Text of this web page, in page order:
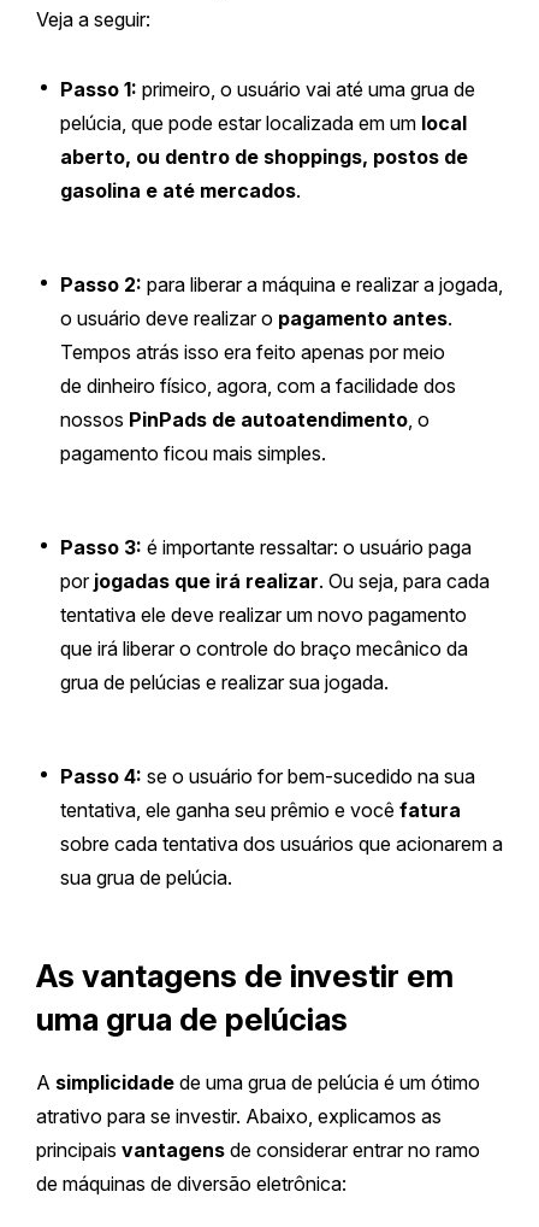
Veja a seguir:
Passo 1: primeiro, o usuário vai até uma grua de
pelúcia, que pode estar localizada em um local
aberto, ou dentro de shoppings, postos de
gasolina e até mercados.
Passo 2: para liberar a máquina e realizar a jogada,
o usuário deve realizar o pagamento antes.
Tempos atrás isso era feito apenas por meio
de dinheiro físico, agora, com a facilidade dos
nossos PinPads de autoatendimento, o
pagamento ficou mais simples.
Passo 3: é importante ressaltar: o usuário paga
por jogadas que irá realizar. Ou seja, para cada
tentativa ele deve realizar um novo pagamento
que irá liberar o controle do braço mecânico da
grua de pelúcias e realizar sua jogada.
Passo 4: se o usuário for bem-sucedido na sua
tentativa, ele ganha seu prêmio e você fatura
sobre cada tentativa dos usuários que acionarem a
sua grua de pelúcia.
As vantagens de investir em
uma grua de pelúcias
A simplicidade de uma grua de pelúcia é um ótimo
atrativo para se investir. Abaixo, explicamos as
principais vantagens de considerar entrar no ramo
de máquinas de diversão eletrônica: